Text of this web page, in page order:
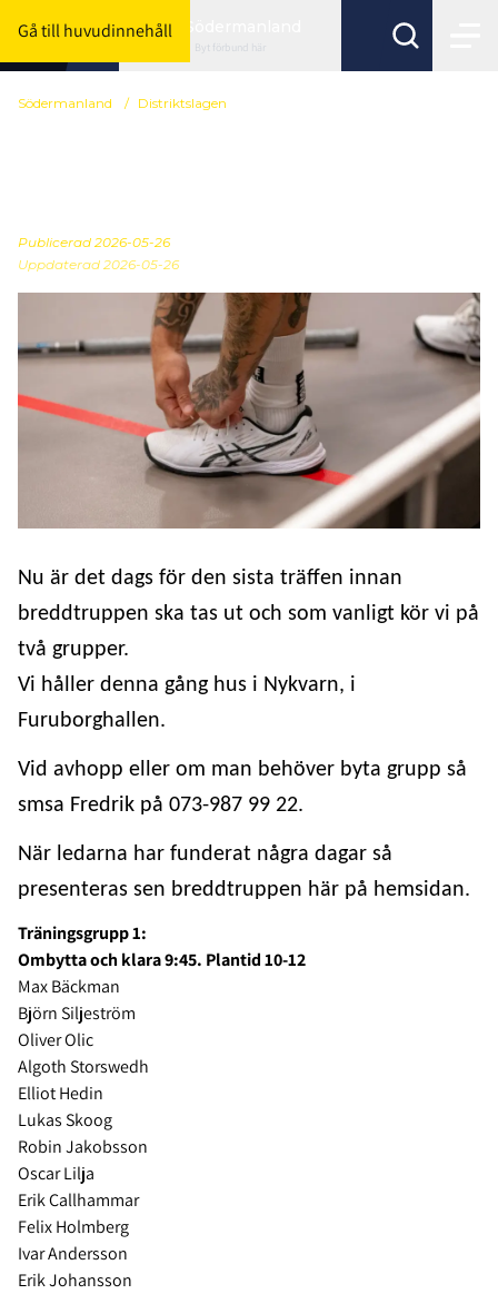
Gå till huvudinnehåll
Byt förbund här
Södermanland / Distriktslagen
Publicerad 2026-05-26
Uppdaterad 2026-05-26
Nu är det dags för den sista träffen innan
breddtruppen ska tas ut och som vanligt kör vi på
två grupper.
Vi håller denna gång hus i Nykvarn, i
Furuborghallen.
Vid avhopp eller om man behöver byta grupp så
smsa Fredrik på 073-987 99 22.
När ledarna har funderat några dagar så
presenteras sen breddtruppen här på hemsidan.
Träningsgrupp 1:
Ombytta och klara 9:45. Plantid 10-12
Max Bäckman
Björn Siljeström
Oliver Olic
Algoth Storswedh
Elliot Hedin
Lukas Skoog
Robin Jakobsson
Oscar Lilja
Erik Callhammar
Felix Holmberg
Ivar Andersson
Erik Johansson